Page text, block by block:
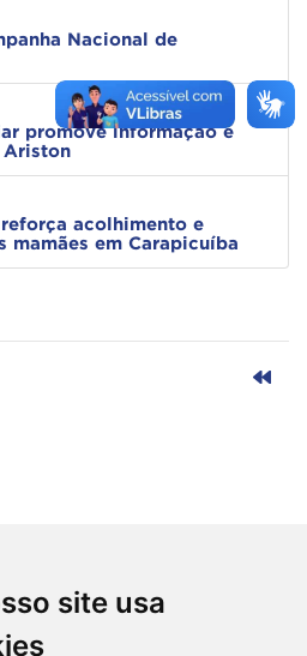
site usa
Nacional de
promove informação e
Ariston
acolhimento e
mamães em Carapicuíba
CIDADE DE